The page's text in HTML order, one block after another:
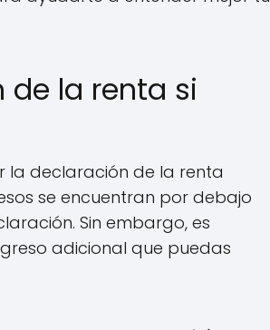
de la renta si
la declaración de la renta
se encuentran por debajo
Sin embargo, es
adicional que puedas